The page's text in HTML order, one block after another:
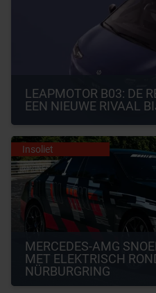
LEAPMOTOR B03: DE
EEN NIEUWE RIVAAL
Insoliet
MERCEDES-AMG
MET ELEKTRISCH
NÜRBURGRING